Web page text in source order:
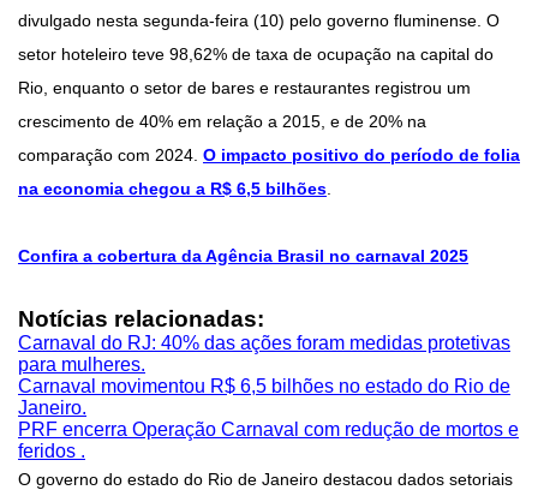
divulgado nesta segunda-feira (10) pelo governo fluminense. O
setor hoteleiro teve 98,62% de taxa de ocupação na capital do
Rio, enquanto o setor de bares e restaurantes registrou um
crescimento de 40% em relação a 2015, e de 20% na
comparação com 2024. O impacto positivo do período de folia
na economia chegou a R$ 6,5 bilhões.
Confira a cobertura da Agência Brasil no carnaval 2025
Notícias relacionadas:
Carnaval do RJ: 40% das ações foram medidas protetivas
para mulheres.
Carnaval movimentou R$ 6,5 bilhões no estado do Rio de
Janeiro.
PRF encerra Operação Carnaval com redução de mortos e
feridos .
O governo do estado do Rio de Janeiro destacou dados setoriais